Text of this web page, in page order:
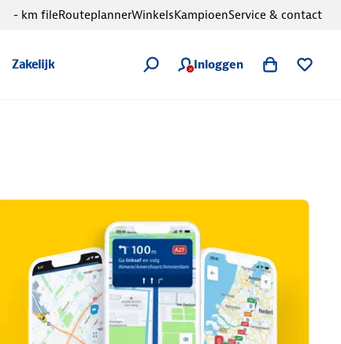
Zakelijk Inloggen
- km fileRouteplannerWinkelsKampioenService & contact